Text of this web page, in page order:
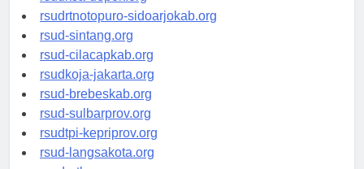
rsudksa-depok.org
rsudrtnotopuro-sidoarjokab.org
rsud-sintang.org
rsud-cilacapkab.org
rsudkoja-jakarta.org
rsud-brebeskab.org
rsud-sulbarprov.org
rsudtpi-kepriprov.org